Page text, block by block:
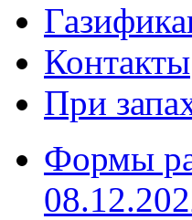
Контакты
При
Формы